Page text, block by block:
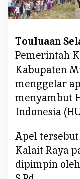
Touluaan
Pemerintah
Kabupaten
menggelar
menyambut
Indonesia
Apel
Kalait Raya
dipimpin